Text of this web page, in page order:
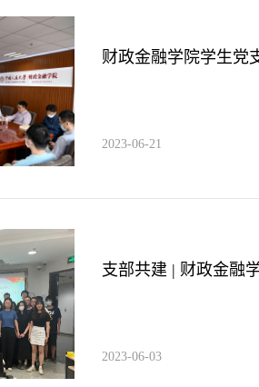
财政金融学院学生党
2023-06-21
支部共建 | 财政金融
2023-06-03